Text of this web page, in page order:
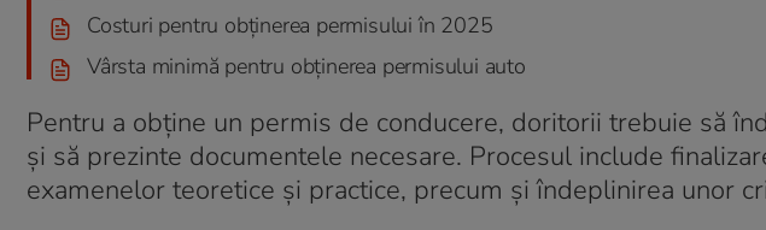
Costuri pentru obținerea permisului în 2025
Vârsta minimă pentru obținerea permisului auto
Pentru a obține un permis de conducere, doritorii trebuie să
și să prezinte documentele necesare. Procesul include
examenelor teoretice și practice, precum și îndeplinirea unor